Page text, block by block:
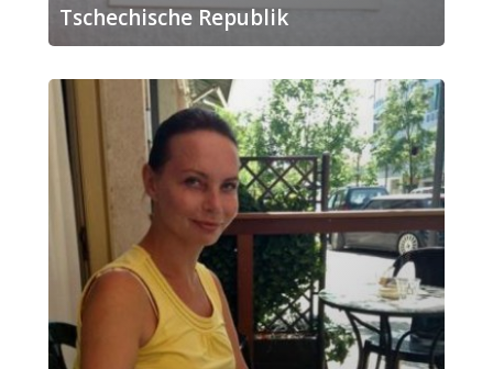
Tschechische Republik